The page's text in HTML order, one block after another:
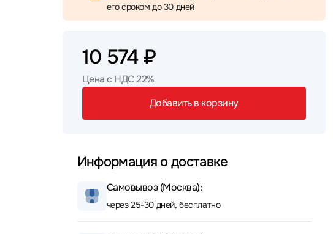
его сроком до 30 дней
10 574 ₽
Цена с НДС 22%
Добавить в корзину
Информация о доставке
Самовывоз (Москва):
через 25-30 дней, бесплатно